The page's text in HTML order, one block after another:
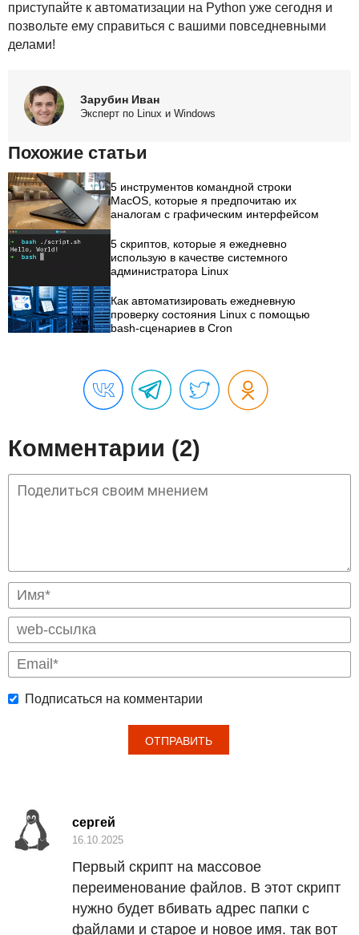
приступайте к автоматизации на Python уже сегодня и
позвольте ему справиться с вашими повседневными
делами!
Зарубин Иван
Эксперт по Linux и Windows
Похожие статьи
5 инструментов командной строки
MacOS, которые я предпочитаю их
аналогам с графическим интерфейсом
5 скриптов, которые я ежедневно
использую в качестве системного
администратора Linux
Как автоматизировать ежедневную
проверку состояния Linux с помощью
bash-сценариев в Cron
Комментарии (2)
Подписаться на комментарии
сергей
16.10.2025
Первый скрипт на массовое
переименование файлов. В этот скрипт
нужно будет вбивать адрес папки с
файлами и старое и новое имя. так вот